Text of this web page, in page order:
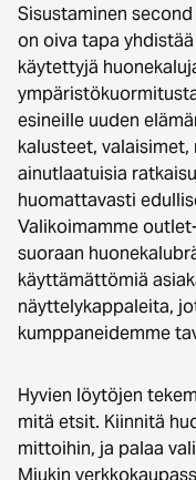
Sisustaminen
on oiva tapa
käytettyjä
esineille uuden
kalusteet,
ainutlaatuisia
huomattavasti
Valikoimamme
suoraan
käyttämättömiä
näyttelykappaleita,
kumppaneidemme
Hyvien löytöjen
mitä etsit. Kiinnitä
mittoihin, ja palaa
Mjukin